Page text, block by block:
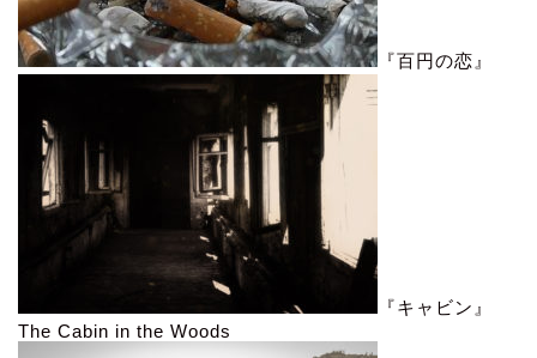
『百円の恋』
『キャビン』
The Cabin in the Woods